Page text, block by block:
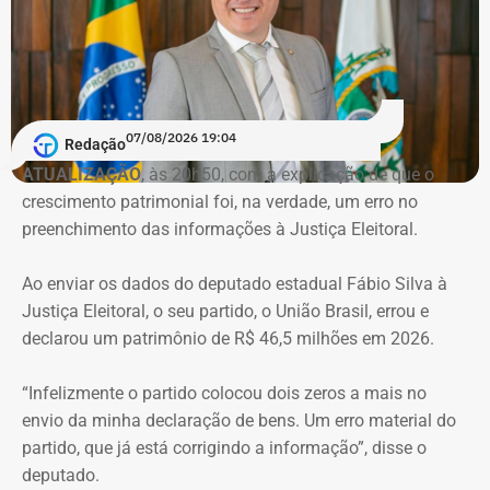
pandemia de Covid-19. Conforme a denúncia do MP, uma
empresa ligada ao empresário teria sido utilizada em
movimentações financeiras investigadas no caso.
Declaração de bens do deputado Rafael Nobre em 2022 — Foto:
Reprodução/Divulgacand
Imóvel de Eduardo Bolsonaro será leiloado por um valor 36% menor ao que
O apartamento que vai à leilão fica na Avenida Pasteu e
tem cerca de 101 metros quadrados. O imóvel se
Baía de Guanabara.
A Caixa Econômica tentou intimar pessoalmente o ex-
deputado federal. Mas como não conseguiu localizá-lo,
Redação07/08/2026 19:04
ATUALIZAÇÃO, às 20h50, com a explicação de que o
crescimento patrimonial foi, na verdade, um erro no
preenchimento das informações à Justiça Eleitoral.
Ao enviar os dados do deputado estadual Fábio Silva à
Justiça Eleitoral, o seu partido, o União Brasil, errou e
declarou um patrimônio de R$ 46,5 milhões em 2026.
“Infelizmente o partido colocou dois zeros a mais no
envio da minha declaração de bens. Um erro material do
partido, que já está corrigindo a informação”, disse o
deputado.